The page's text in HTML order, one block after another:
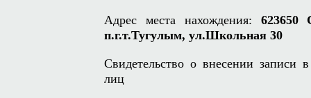
Адрес места нахождения: 623650
п.г.т.Тугулым, ул.Школьная 30
Свидетельство о внесении записи
лиц